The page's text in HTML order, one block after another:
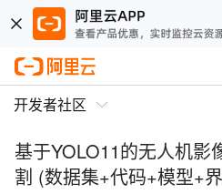
开发者社区
基于YOLO11的无人机影
割 (数据集+代码+模型+